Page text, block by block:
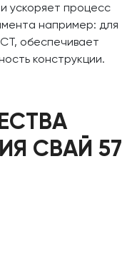
ускоряет процесс
например: для
обеспечивает
конструкции.
СВАЙ 57